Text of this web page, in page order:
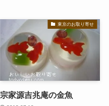
東京のお取り寄せ
宗家源吉兆庵の金魚